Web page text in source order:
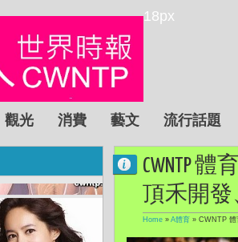
18px
觀光 消費 藝文 流行話題
CWNTP
頂禾開
Home » A體育 » CWNTP 體